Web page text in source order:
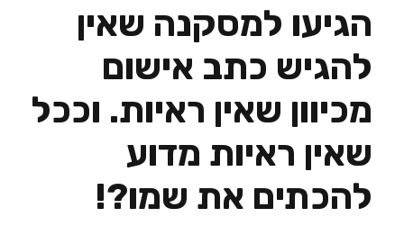
הגיעו למסקנה שאין
להגיש כתב אישום
מכיוון שאין ראיות. וככל
שאין ראיות מדוע
להכתים את שמו?!